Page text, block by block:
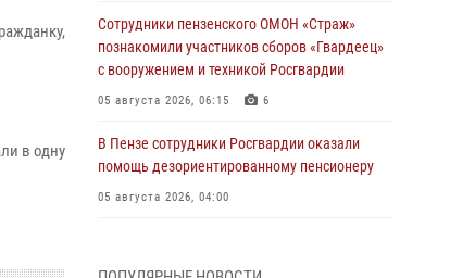
в одну
Сотрудники пензенского ОМОН «Страж»
познакомили участников сборов «Гвардеец»
с вооружением и техникой Росгвардии
05 августа 2026, 06:15 6
В Пензе сотрудники Росгвардии оказали
помощь дезориентированному пенсионеру
05 августа 2026, 04:00